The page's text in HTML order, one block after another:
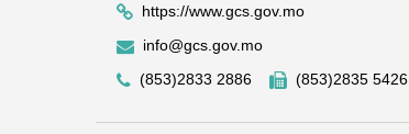
https://www.gcs.gov.mo
info@gcs.gov.mo
(853)2833 2886
(853)2835 5426